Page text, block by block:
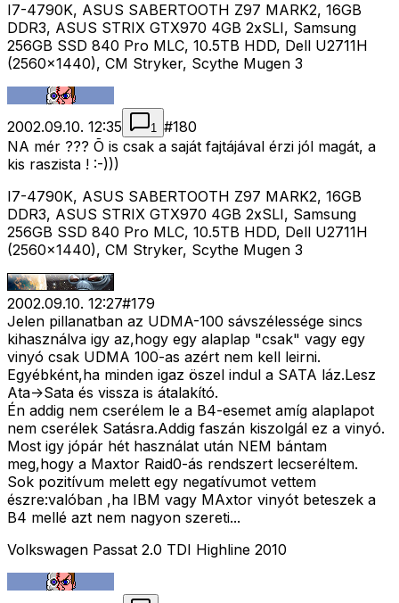
I7-4790K, ASUS SABERTOOTH Z97 MARK2, 16GB
DDR3, ASUS STRIX GTX970 4GB 2xSLI, Samsung
256GB SSD 840 Pro MLC, 10.5TB HDD, Dell U2711H
(2560x1440), CM Stryker, Scythe Mugen 3
2002.09.10. 12:35 1 #180
NA mér ??? Õ is csak a saját fajtájával érzi jól magát, a
kis raszista ! :-)))
I7-4790K, ASUS SABERTOOTH Z97 MARK2, 16GB
DDR3, ASUS STRIX GTX970 4GB 2xSLI, Samsung
256GB SSD 840 Pro MLC, 10.5TB HDD, Dell U2711H
(2560x1440), CM Stryker, Scythe Mugen 3
2002.09.10. 12:27#179
Jelen pillanatban az UDMA-100 sávszélessége sincs
kihasználva igy az,hogy egy alaplap "csak" vagy egy
vinyó csak UDMA 100-as azért nem kell leirni.
Egyébként,ha minden igaz öszel indul a SATA láz.Lesz
Ata->Sata és vissza is átalakító.
Én addig nem cserélem le a B4-esemet amíg alaplapot
nem cserélek Satásra.Addig faszán kiszolgál ez a vinyó.
Most igy jópár hét használat után NEM bántam
meg,hogy a Maxtor Raid0-ás rendszert lecseréltem.
Sok pozitívum melett egy negatívumot vettem
észre:valóban ,ha IBM vagy MAxtor vinyót beteszek a
B4 mellé azt nem nagyon szereti...
Volkswagen Passat 2.0 TDI Highline 2010